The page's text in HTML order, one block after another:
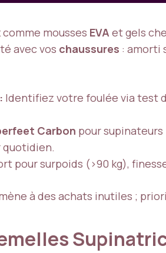
mousses EVA et gels
avec vos chaussures : amorti
Identifiez votre foulée via test
Carbon pour
quotidien.
pour surpoids (>90 kg),
à des achats inutiles ;